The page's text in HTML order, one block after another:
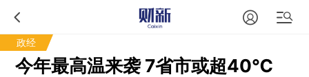
政经
今年最高温来袭 7省市或超40℃